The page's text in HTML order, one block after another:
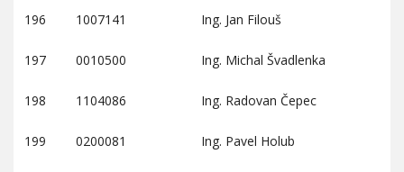
196 1007141 Ing. Jan Filouš
197 0010500 Ing. Michal Švadlenka
198 1104086 Ing. Radovan Čepec
199 0200081 Ing. Pavel Holub